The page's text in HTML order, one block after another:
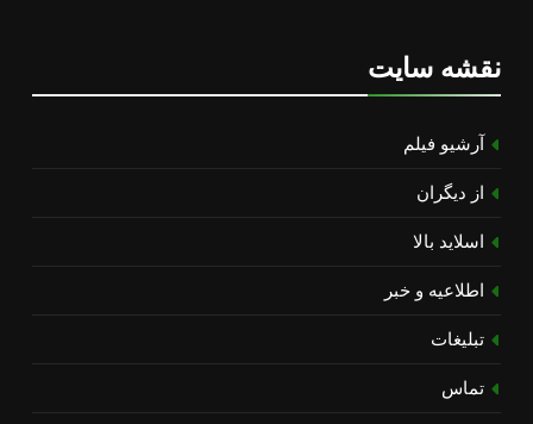
نقشه سایت
آرشیو فیلم
از دیگران
اسلاید بالا
اطلاعیه و خبر
تبلیغات
تماس